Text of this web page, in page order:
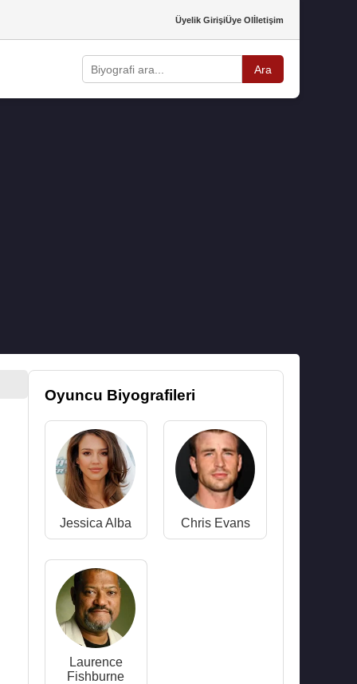
Üyelik GirişiÜye Olİletişim
Ara
Oyuncu Biyografileri
Jessica Alba Chris Evans
Laurence
Fishburne